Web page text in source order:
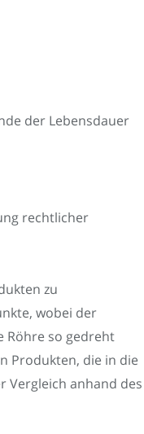
der Lebensdauer
rechtlicher
zu
wobei der
Röhre so gedreht
Produkten, die in die
Vergleich anhand des